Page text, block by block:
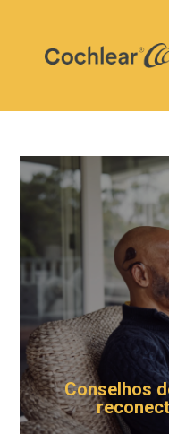
Conselhos